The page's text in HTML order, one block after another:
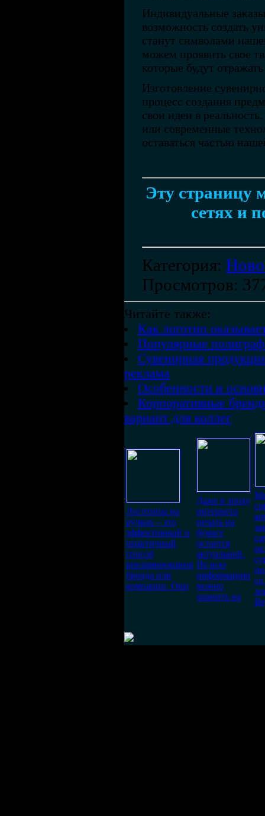
Индивидуальные
возможность создать
станут символами
можем проявить свое
которые будут
Изготовление
процесс создания
свои идеи в
или современные
оставаться частью
Эту страницу
сетях и
Категория:
Просмотров:
Читайте также:
Как логотип
Популярные
Сувенирная
реклама
Особенности и
Корпоративные
вариант для коллег
Логотипы на
ручках – это
эффективный и
практичный
способ
рекламирования
бренда или
компании. Они
Даже в эпоху
интернета
печать на
бумаге
остается
актуальной.
Не всю
информацию
можно
хранить на